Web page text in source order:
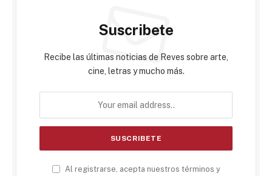
Suscribete
Recibe las últimas noticias de Reves sobre arte,
cine, letras y mucho más.
Al registrarse, acepta nuestros términos y